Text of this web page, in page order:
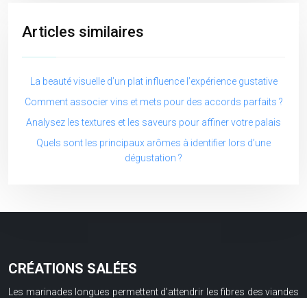
Articles similaires
La beauté visuelle d’un plat influence l’expérience gustative
Comment associer vins et mets pour des accords parfaits ?
Analysez les textures et les saveurs pour affiner votre palais
Quels sont les principaux arômes à identifier lors d’une
dégustation ?
CRÉATIONS SALÉES
Les marinades longues permettent d’attendrir les fibres des viandes